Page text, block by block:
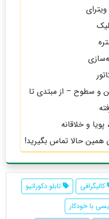
و سطوح – از مبتدی تا
و خلاقانه
همین حالا تماس بگیرید!
کالیگرافی
تابلو دکوراتیو
با خودکار